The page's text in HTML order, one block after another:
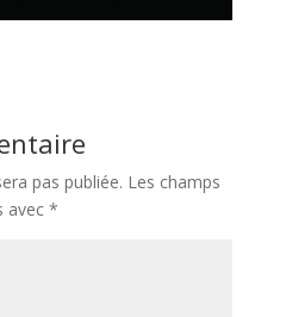
pas publiée. Les champs
avec *